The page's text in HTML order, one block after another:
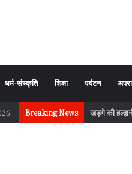
धर्म-संस्कृति शिक्षा पर्यटन
Breaking News खड़गे की